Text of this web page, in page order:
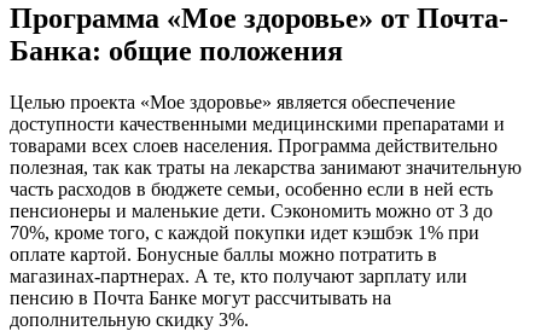
Программа «Мое здоровье» от Почта-
Банка: общие положения
Целью проекта «Мое здоровье» является обеспечение
доступности качественными медицинскими препаратами и
товарами всех слоев населения. Программа действительно
полезная, так как траты на лекарства занимают значительную
часть расходов в бюджете семьи, особенно если в ней есть
пенсионеры и маленькие дети. Сэкономить можно от 3 до
70%, кроме того, с каждой покупки идет кэшбэк 1% при
оплате картой. Бонусные баллы можно потратить в
магазинах-партнерах. А те, кто получают зарплату или
пенсию в Почта Банке могут рассчитывать на
дополнительную скидку 3%.